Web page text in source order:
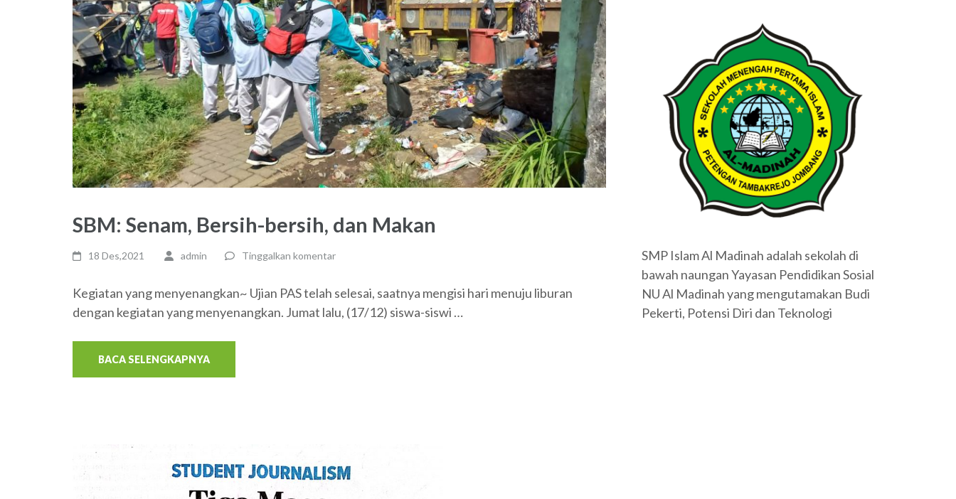
SBM: Senam, Bersih-bersih, dan Makan
18 Des,2021 admin Tinggalkan komentar
Kegiatan yang menyenangkan~ Ujian PAS telah selesai, saatnya mengisi hari menuju liburan
dengan kegiatan yang menyenangkan. Jumat lalu, (17/12) siswa-siswi …
BACA SELENGKAPNYA
SMP Islam Al Madinah adalah sekolah di
bawah naungan Yayasan Pendidikan Sosial
NU Al Madinah yang mengutamakan Budi
Pekerti, Potensi Diri dan Teknologi